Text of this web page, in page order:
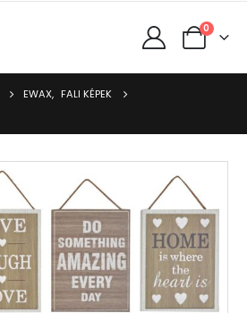
0
EWAX, FALI KÉPEK